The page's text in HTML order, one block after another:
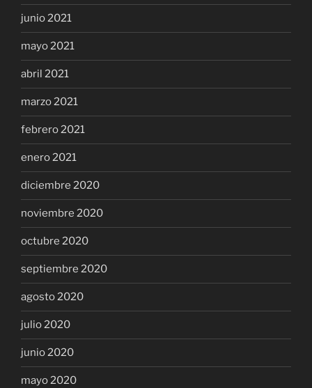
junio 2021
mayo 2021
abril 2021
marzo 2021
febrero 2021
enero 2021
diciembre 2020
noviembre 2020
octubre 2020
septiembre 2020
agosto 2020
julio 2020
junio 2020
mayo 2020